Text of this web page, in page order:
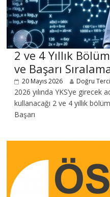
2 ve 4 Yıllık
ve Başarı
20 Mayıs 2026 Doğru
2026 yılında YKS’ye girecek
kullanacağı 2 ve 4 yıllık
Başarı